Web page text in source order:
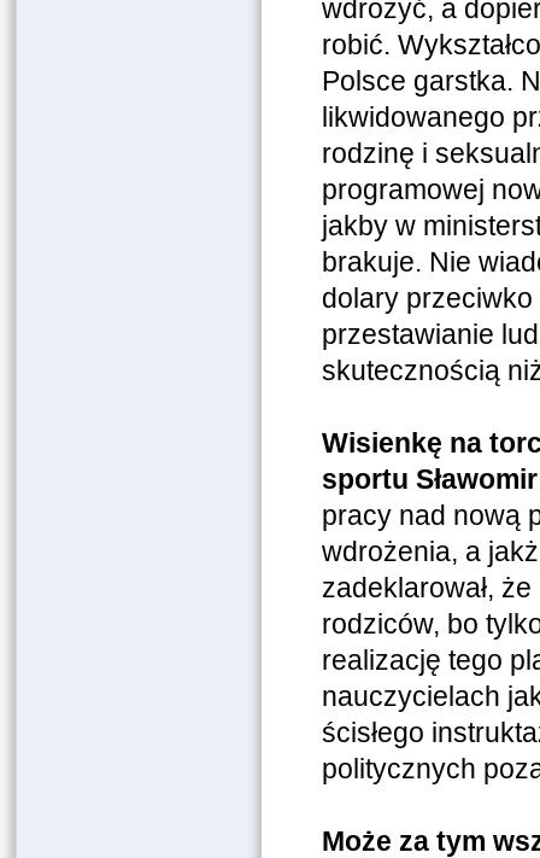
wdrożyć, a
robić.
Polsce garstka.
likwidowanego
rodzinę i
programowej
jakby w
brakuje. Nie
dolary
przestawianie
skutecznością
Wisienkę na
sportu Sławomir
pracy nad nową
wdrożenia, a
zadeklarował,
rodziców, bo
realizację tego
nauczycielach
ścisłego
politycznych
Może za tym